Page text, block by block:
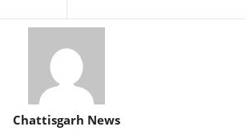
Chattisgarh News